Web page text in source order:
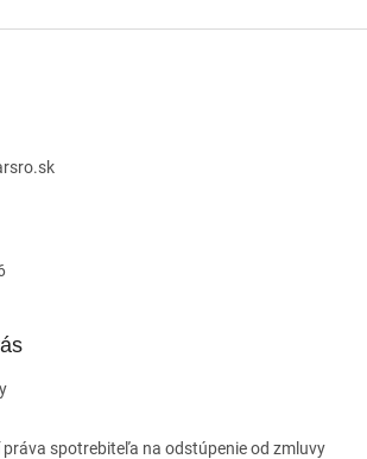
práva spotrebiteľa na odstúpenie od zmluvy